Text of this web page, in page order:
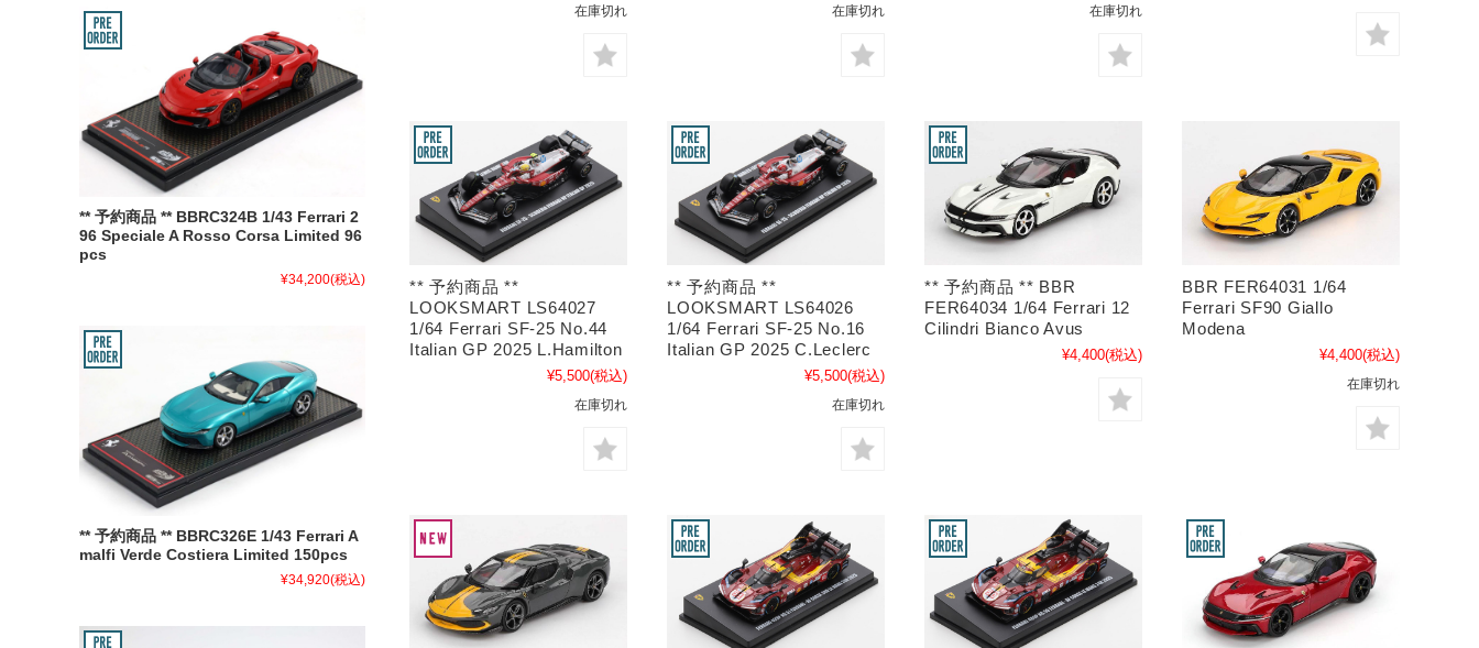
在庫切れ 在庫切れ 在庫切れ
** 予約商品 **
LOOKSMART LS64027
1/64 Ferrari SF-25 No.44
Italian GP 2025 L.Hamilton
¥5,500(税込)
在庫切れ
** 予約商品 **
LOOKSMART LS64026
1/64 Ferrari SF-25 No.16
Italian GP 2025 C.Leclerc
¥5,500(税込)
在庫切れ
** 予約商品 ** BBR
FER64034 1/64 Ferrari 12
Cilindri Bianco Avus
¥4,400(税込)
BBR FER64031 1/64
Ferrari SF90 Giallo
Modena
¥4,400(税込)
在庫切れ
** 予約商品 ** BBRC324B 1/43 Ferrari 2
96 Speciale A Rosso Corsa Limited 96
pcs
¥34,200(税込)
** 予約商品 ** BBRC326E 1/43 Ferrari A
malfi Verde Costiera Limited 150pcs
¥34,920(税込)